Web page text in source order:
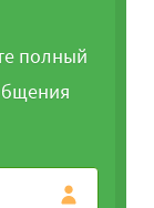
полный